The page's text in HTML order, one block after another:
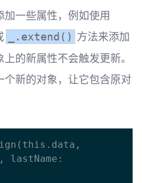
一些属性，例如使用
_.extend() 方法来添加
的新属性不会触发更新。
新的对象，让它包含原对